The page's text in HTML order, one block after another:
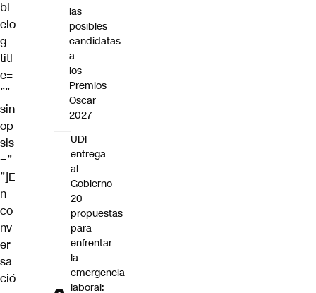
bl
elo
g
titl
e=
””
sin
op
sis
=”
”]E
n
co
nv
er
sa
ció
las
posibles
candidatas
a
los
Premios
Oscar
2027
UDI
entrega
al
Gobierno
20
propuestas
para
enfrentar
la
emergencia
laboral: